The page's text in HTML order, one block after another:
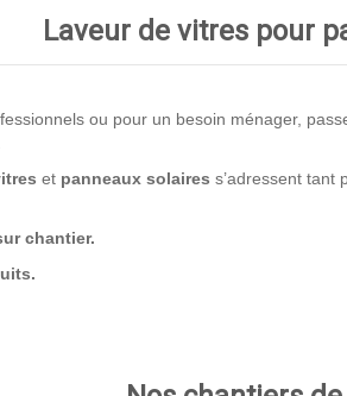
Laveur de vitres pour
ou pour un besoin ménager,
et panneaux solaires s’adressent tant
chantier.